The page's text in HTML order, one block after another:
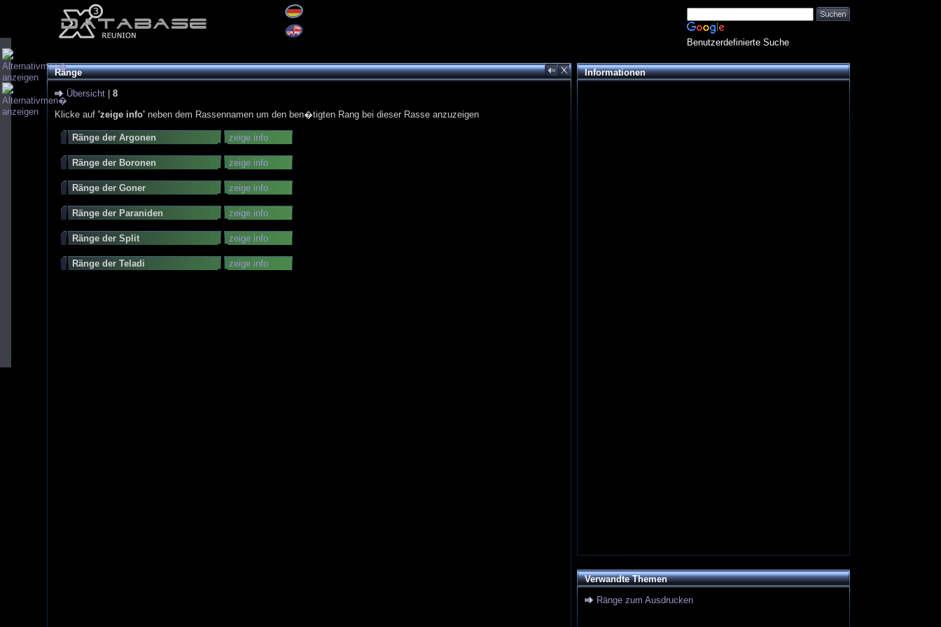
Benutzerdefinierte Suche
Ränge
Übersicht
8
Klicke auf 'zeige info' neben dem Rassennamen um den ben�tigten Rang bei dieser Rasse anzuzeigen
Ränge der Argonen zeige info
Ränge der Boronen zeige info
Ränge der Goner zeige info
Ränge der Paraniden zeige info
Ränge der Split zeige info
Ränge der Teladi zeige info
Informationen
Verwandte Themen
Ränge zum Ausdrucken